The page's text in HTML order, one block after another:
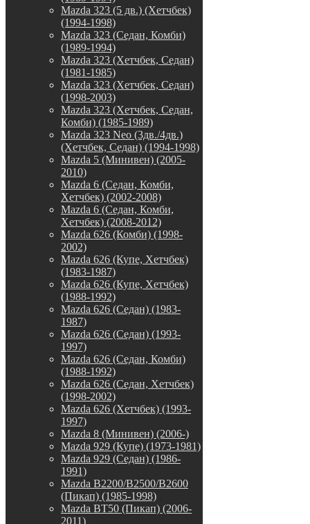
Mazda 323 (5 дв.) (Хетчбек)
(1994-1998)
Mazda 323 (Седан, Комби)
(1989-1994)
Mazda 323 (Хетчбек, Седан)
(1981-1985)
Mazda 323 (Хетчбек, Седан)
(1998-2003)
Mazda 323 (Хетчбек, Седан,
Комби) (1985-1989)
Mazda 323 Neo (3дв./4дв.)
(Хетчбек, Седан) (1994-1998)
Mazda 5 (Минивен) (2005-
2010)
Mazda 6 (Седан, Комби,
Хетчбек) (2002-2008)
Mazda 6 (Седан, Комби,
Хетчбек) (2008-2012)
Mazda 626 (Комби) (1998-
2002)
Mazda 626 (Купе, Хетчбек)
(1983-1987)
Mazda 626 (Купе, Хетчбек)
(1988-1992)
Mazda 626 (Седан) (1983-
1987)
Mazda 626 (Седан) (1993-
1997)
Mazda 626 (Седан, Комби)
(1988-1992)
Mazda 626 (Седан, Хетчбек)
(1998-2002)
Mazda 626 (Хетчбек) (1993-
1997)
Mazda 8 (Минивен) (2006-)
Mazda 929 (Купе) (1973-1981)
Mazda 929 (Седан) (1986-
1991)
Mazda B2200/B2500/B2600
(Пикап) (1985-1998)
Mazda BT50 (Пикап) (2006-
2011)